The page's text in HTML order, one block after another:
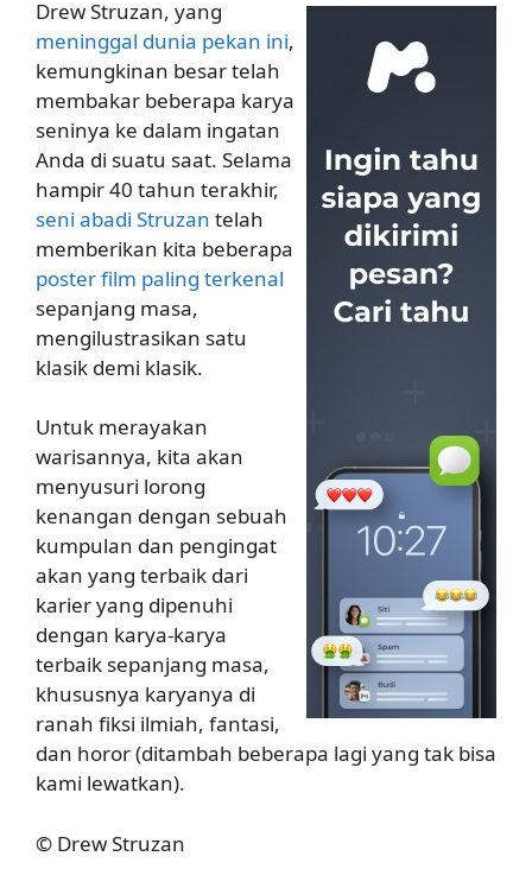
Drew Struzan, yang
meninggal dunia pekan ini,
kemungkinan besar telah
membakar beberapa karya
seninya ke dalam ingatan
Anda di suatu saat. Selama
hampir 40 tahun terakhir,
seni abadi Struzan telah
memberikan kita beberapa
poster film paling terkenal
sepanjang masa,
mengilustrasikan satu
klasik demi klasik.
Untuk merayakan
warisannya, kita akan
menyusuri lorong
kenangan dengan sebuah
kumpulan dan pengingat
akan yang terbaik dari
karier yang dipenuhi
dengan karya-karya
terbaik sepanjang masa,
khususnya karyanya di
ranah fiksi ilmiah, fantasi,
dan horor (ditambah beberapa lagi yang tak bisa
kami lewatkan).
© Drew Struzan